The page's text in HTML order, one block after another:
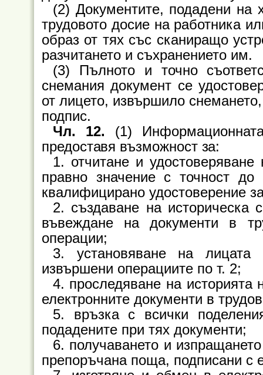
(2) Документите, подадени на
трудовото досие на работника
образ от тях със сканиращо
разчитането и съхранението им.
(3) Пълното и точно
снемания документ се
от лицето, извършило
подпис.
Чл. 12. (1)
предоставя възможност за:
1. отчитане и
правно значение с точност
квалифицирано удостоверение
2. създаване на историческа
въвеждане на документи в
операции;
3. установяване на
извършени операциите по т. 2;
4. проследяване на историята
електронните документи в
5. връзка с всички
подадените при тях документи;
6. получаването и
препоръчана поща, подписани с